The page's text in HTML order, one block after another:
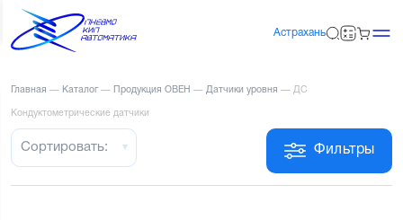
Астрахань
Главная — Каталог — Продукция ОВЕН — Датчики уровня — ДС
Кондуктометрические датчики
Фильтры
Сортировать: